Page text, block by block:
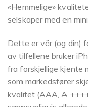
«Hemmelige»
selskaper med en
Dette er vår (og din)
av tilfellene bruker
fra forskjellige kjente
som markedsfører
kvalitet (AAA, A